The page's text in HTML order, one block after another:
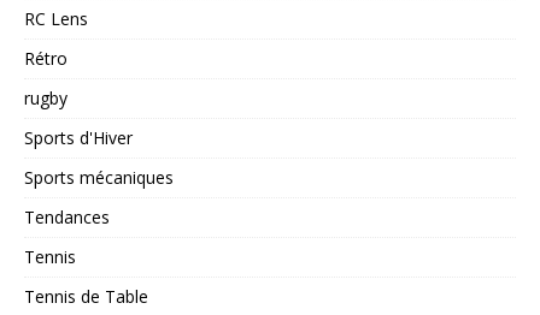
RC Lens
Rétro
rugby
Sports d'Hiver
Sports mécaniques
Tendances
Tennis
Tennis de Table